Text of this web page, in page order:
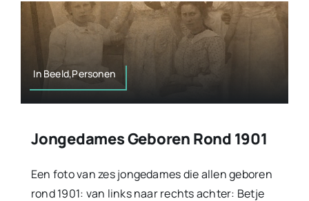
In Beeld,Personen
Jongedames Geboren Rond 1901
Een foto van zes jongedames die allen geboren
rond 1901: van links naar rechts achter: Betje